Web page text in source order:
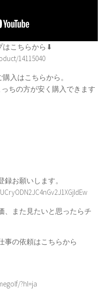
はこちらから⬇︎
14115040
入はこちらから。
ちの方が安く購入できます
お願いします。
、また見たいと思ったらチ
事の依頼はこちらから
?hl=ja